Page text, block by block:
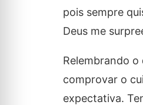
pois sempre
Deus me
Relembrando
comprovar o
expectativa.